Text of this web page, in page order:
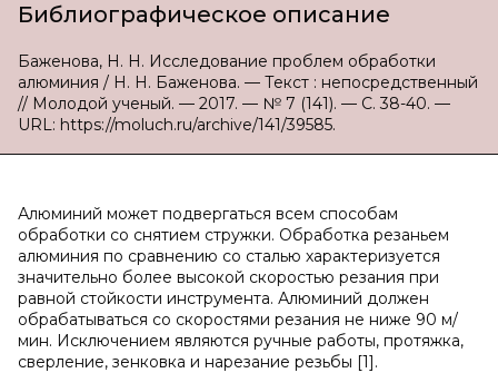
Библиографическое описание
Баженова, Н. Н. Исследование проблем обработки
алюминия / Н. Н. Баженова. — Текст : непосредственный
// Молодой ученый. — 2017. — № 7 (141). — С. 38-40. —
URL: https://moluch.ru/archive/141/39585.
Алюминий может подвергаться всем способам
обработки со снятием стружки. Обработка резаньем
алюминия по сравнению со сталью характеризуется
значительно более высокой скоростью резания при
равной стойкости инструмента. Алюминий должен
обрабатываться со скоростями резания не ниже 90 м/
мин. Исключением являются ручные работы, протяжка,
сверление, зенковка и нарезание резьбы [1].